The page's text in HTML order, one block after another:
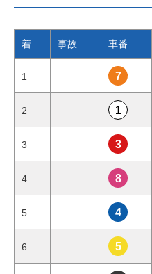
着 事故 車番
1 7
2 1
3 3
4 8
5 4
6 5